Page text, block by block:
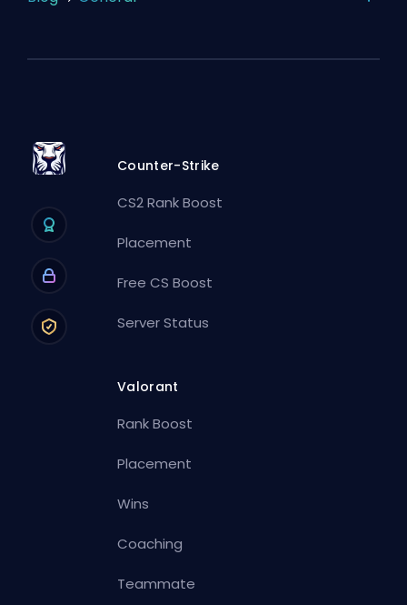
Counter-Strike
CS2 Rank Boost
Placement
Free CS Boost
Server Status
Valorant
Rank Boost
Placement
Wins
Coaching
Teammate